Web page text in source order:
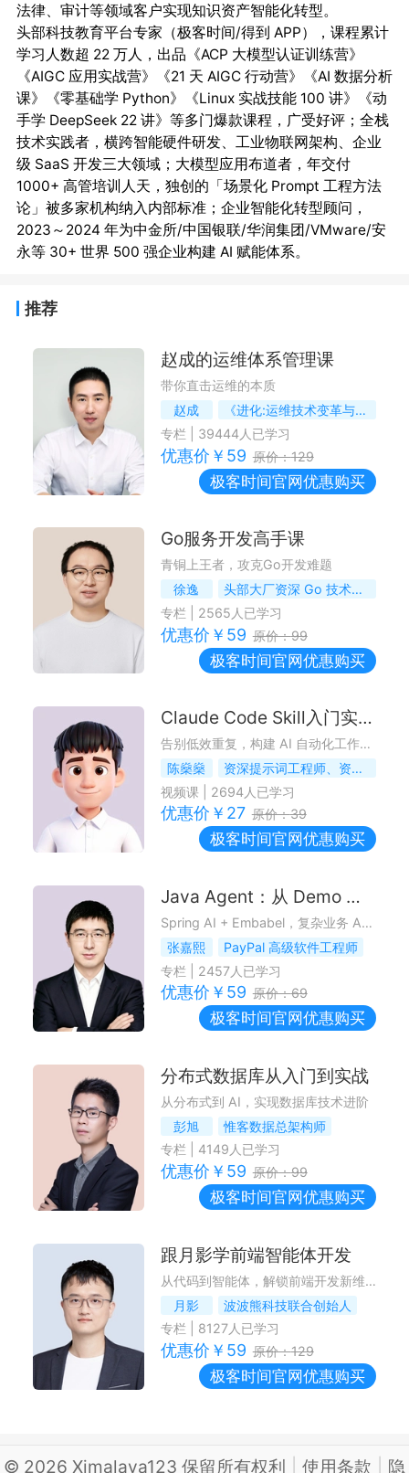
法律、审计等领域客户实现知识资产智能化转型。
头部科技教育平台专家（极客时间/得到 APP），课程累计
学习人数超 22 万人，出品《ACP 大模型认证训练营》
《AIGC 应用实战营》《21 天 AIGC 行动营》《AI 数据分析
课》《零基础学 Python》《Linux 实战技能 100 讲》《动
手学 DeepSeek 22 讲》等多门爆款课程，广受好评；全栈
技术实践者，横跨智能硬件研发、工业物联网架构、企业
级 SaaS 开发三大领域；大模型应用布道者，年交付
1000+ 高管培训人天，独创的「场景化 Prompt 工程方法
论」被多家机构纳入内部标准；企业智能化转型顾问，
2023～2024 年为中金所/中国银联/华润集团/VMware/安
推荐
赵成的运维体系管理课
带你直击运维的本质
赵成
《进化:运维技术变革与实践探索》作者
专栏
39444人已学习
优惠价￥ 59 原价：129
极客时间官网优惠购买
Go服务开发高手课
青铜上王者，攻克Go开发难题
徐逸
头部大厂资深 Go 技术专家、前腾讯资深工程师
专栏
2565 人已学习
优惠价￥ 59 原价：99
极客时间官网优惠购买
Claude Code Skill入门实战课
告别低效重复，构建 AI 自动化工作流体系
陈燊燊
资深提示词工程师、资深 AI OPC（一人公司）场景化教练
视频课| 2694人已学习
优惠价￥ 27 原价：39
极客时间官网优惠购买
Java Agent：从 Demo 到生产级实践
Spring AI + Embabel，复杂业务 Agent 稳上线的落地路径
张嘉熙
PayPal 高级软件工程师
专栏
2457人已学习
优惠价￥ 59 原价：69
极客时间官网优惠购买
分布式数据库从入门到实战
从分布式到 AI，实现数据库技术进阶
彭旭
惟客数据总架构师
专栏
4149人已学习
优惠价￥ 59 原价：99
极客时间官网优惠购买
跟月影学前端智能体开发
从代码到智能体，解锁前端开发新维度
月影
波波熊科技联合创始人
专栏
8127人已学习
优惠价￥ 59 原价：129
极客时间官网优惠购买
© 2026 Ximalaya123 保留所有权利 使用条款 隐